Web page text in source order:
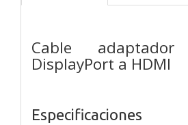
Cable
DisplayPort a HDMI
Especificaciones